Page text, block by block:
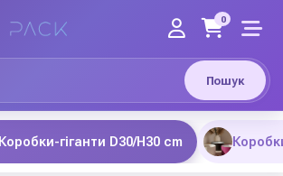
Пошук
0
Коробки-гіганти D30/H30 cm